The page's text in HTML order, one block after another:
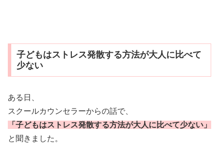
子どもはストレス発散する方法が大人に比べて
少ない
ある日、
スクールカウンセラーからの話で、
「子どもはストレス発散する方法が大人に比べて少ない」
と聞きました。